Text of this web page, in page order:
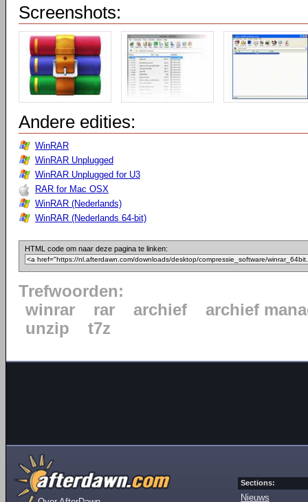
Screenshots:
Andere edities:
WinRAR
WinRAR Unplugged
WinRAR Unplugged for U3
RAR for Mac OSX
WinRAR (Nederlands)
WinRAR (Nederlands 64-bit)
HTML code om naar deze pagina te linken:
Trefwoorden:
winrar
rar archief
archief
unzip
t7z
Sections:
Nieuws